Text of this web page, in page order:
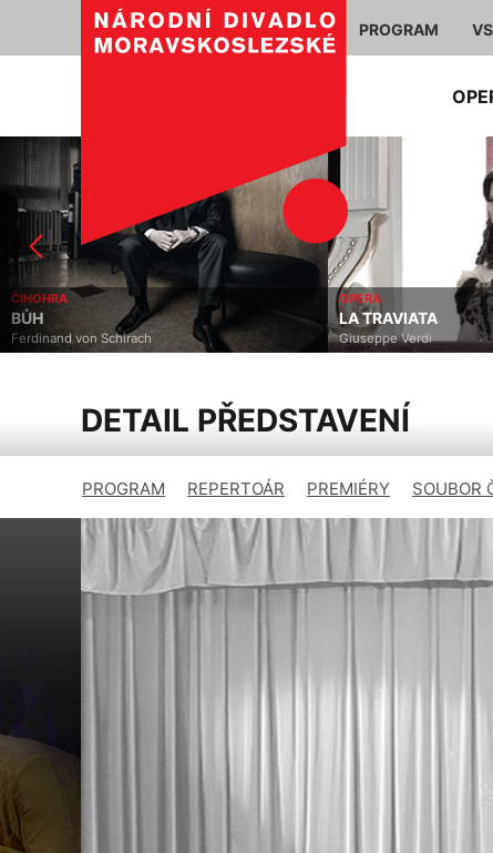
PROGRAM
ČINOHRA
BŮH
Ferdinand von Schirach
OPERA
LA TRAVIATA
Giuseppe Verdi
DETAIL PŘEDSTAVENÍ
PROGRAM REPERTOÁR PREMIÉRY SOUBOR